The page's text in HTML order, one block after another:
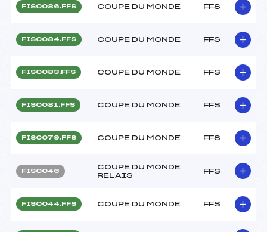
FIS0086.FFS COUPE DU MONDE FFS
FIS0084.FFS COUPE DU MONDE FFS
FIS0083.FFS COUPE DU MONDE FFS
FIS0081.FFS COUPE DU MONDE FFS
FIS0079.FFS COUPE DU MONDE FFS
FIS0046
COUPE DU MONDE
RELAIS
FFS
FIS0044.FFS COUPE DU MONDE FFS